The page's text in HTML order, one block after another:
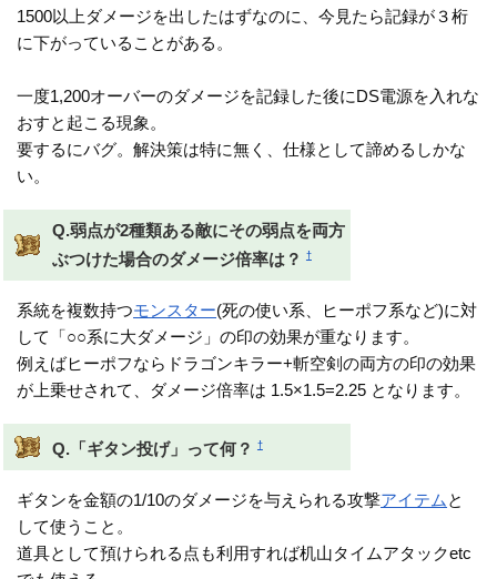
1500以上ダメージを出したはずなのに、今見たら記録が３桁
に下がっていることがある。
一度1,200オーバーのダメージを記録した後にDS電源を入れな
おすと起こる現象。
要するにバグ。解決策は特に無く、仕様として諦めるしかな
い。
Q.弱点が2種類ある敵にその弱点を両方
ぶつけた場合のダメージ倍率は？
†
系統を複数持つモンスター(死の使い系、ヒーポフ系など)に対
して「○○系に大ダメージ」の印の効果が重なります。
例えばヒーポフならドラゴンキラー+斬空剣の両方の印の効果
が上乗せされて、ダメージ倍率は 1.5×1.5=2.25 となります。
Q.「ギタン投げ」って何？ †
ギタンを金額の1/10のダメージを与えられる攻撃アイテム と
して使うこと。
道具として預けられる点も利用すれば机山タイムアタックetc